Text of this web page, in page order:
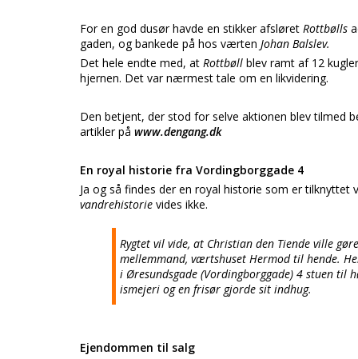
For en god dusør havde en stikker afsløret Rottbølls
gaden, og bankede på hos værten Johan Balslev.
Det hele endte med, at Rottbøll blev ramt af 12
hjernen. Det var nærmest tale om en likvidering.
Den betjent, der stod for selve aktionen blev tilmed
artikler på www.dengang.dk
En royal historie fra Vordingborggade 4
Ja og så findes der en royal historie som er
vandrehistorie vides ikke.
Rygtet vil vide, at Christian den Tiende ville
mellemmand, værtshuset Hermod til hende.
i Øresundsgade (Vordingborggade) 4 stuen til
ismejeri og en frisør gjorde sit indhug.
Ejendommen til salg